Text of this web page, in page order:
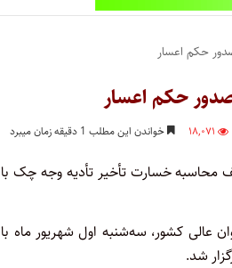
حکم اعسار
حکم اعسار
۱۸,۰۷۱ خواندن این مطلب 1 دقیقه زمان میبرد
خسارت تأخیر تأدیه وجه چک با
عالی کشور، سه‌شنبه اول شهریور ماه با
شد.